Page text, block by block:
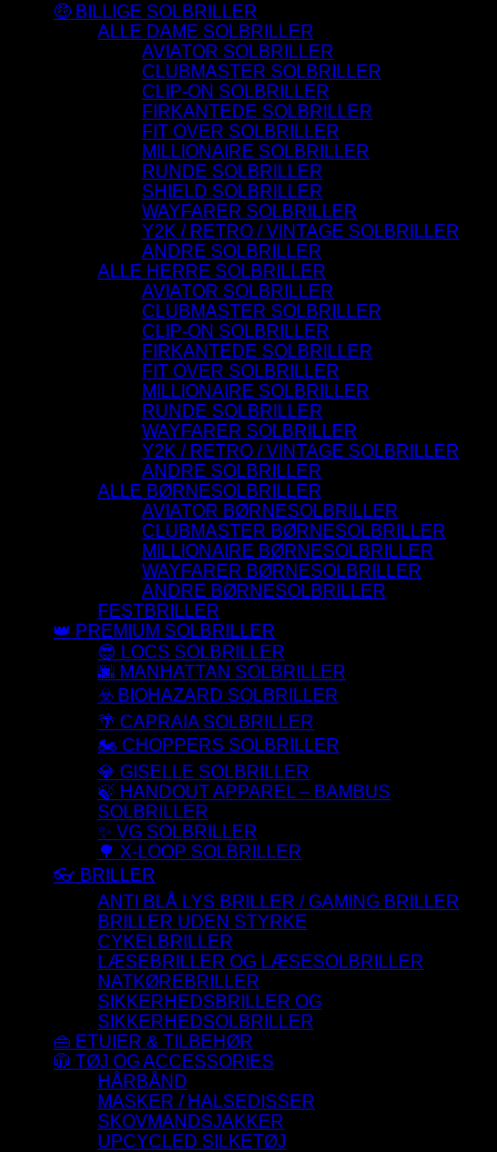
🤑 BILLIGE SOLBRILLER
ALLE DAME SOLBRILLER
AVIATOR SOLBRILLER
CLUBMASTER SOLBRILLER
CLIP-ON SOLBRILLER
FIRKANTEDE SOLBRILLER
FIT OVER SOLBRILLER
MILLIONAIRE SOLBRILLER
RUNDE SOLBRILLER
SHIELD SOLBRILLER
WAYFARER SOLBRILLER
Y2K / RETRO / VINTAGE SOLBRILLER
ANDRE SOLBRILLER
ALLE HERRE SOLBRILLER
AVIATOR SOLBRILLER
CLUBMASTER SOLBRILLER
CLIP-ON SOLBRILLER
FIRKANTEDE SOLBRILLER
FIT OVER SOLBRILLER
MILLIONAIRE SOLBRILLER
RUNDE SOLBRILLER
WAYFARER SOLBRILLER
Y2K / RETRO / VINTAGE SOLBRILLER
ANDRE SOLBRILLER
ALLE BØRNESOLBRILLER
AVIATOR BØRNESOLBRILLER
CLUBMASTER BØRNESOLBRILLER
MILLIONAIRE BØRNESOLBRILLER
WAYFARER BØRNESOLBRILLER
ANDRE BØRNESOLBRILLER
FESTBRILLER
👑 PREMIUM SOLBRILLER
😎 LOCS SOLBRILLER
🌆 MANHATTAN SOLBRILLER
☣️ BIOHAZARD SOLBRILLER
🌴 CAPRAIA SOLBRILLER
🏍️ CHOPPERS SOLBRILLER
💎 GISELLE SOLBRILLER
🍃 HANDOUT APPAREL – BAMBUS
SOLBRILLER
✨ VG SOLBRILLER
🌳 X-LOOP SOLBRILLER
👓 BRILLER
ANTI BLÅ LYS BRILLER / GAMING BRILLER
BRILLER UDEN STYRKE
CYKELBRILLER
LÆSEBRILLER OG LÆSESOLBRILLER
NATKØREBRILLER
SIKKERHEDSBRILLER OG
SIKKERHEDSOLBRILLER
👜 ETUIER & TILBEHØR
🧥 TØJ OG ACCESSORIES
HÅRBÅND
MASKER / HALSEDISSER
SKOVMANDSJAKKER
UPCYCLED SILKETØJ